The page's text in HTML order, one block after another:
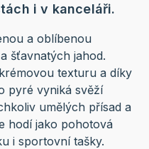
i v kanceláři.
a oblíbenou
šťavnatých jahod.
texturu a díky
pyré vyniká svěží
umělých přísad a
hodí jako pohotová
i sportovní tašky.